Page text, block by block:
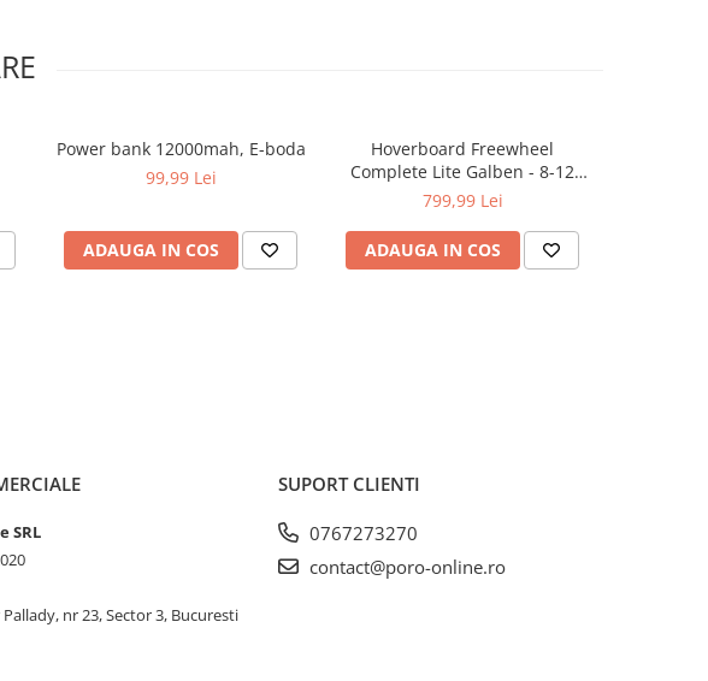
Power bank 12000mah, E-boda
99,99 Lei
ADAUGA IN COS
Hoverboard Freewheel
Complete Lite Galben - 8-12
Km, Bluetooth, LED-uri,
799,99 Lei
ADAUGA IN COS
SRL
nr 23, Sector 3, Bucuresti
SUPORT CLIENTI
0767273270
contact@poro-online.ro